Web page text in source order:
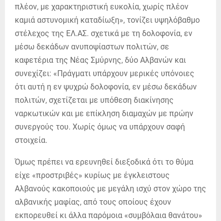
πλέον, με χαρακτηριστική ευκολία, χωρίς πλέον
καμιά αστυνομική καταδίωξη», τονίζει υψηλόβαθμο
στέλεχος της ΕΛ.ΑΣ. σχετικά με τη δολοφονία, εν
μέσω δεκάδων ανυποψίαστων πολιτών, σε
καφετέρια της Νέας Σμύρνης, δύο Αλβανών και
συνεχίζει: «Πράγματι υπάρχουν μερικές υπόνοιες
ότι αυτή η εν ψυχρώ δολοφονία, εν μέσω δεκάδων
πολιτών, σχετίζεται με υπόθεση διακίνησης
ναρκωτικών και με επίκληση διαμαχών με πρώην
συνεργούς του. Χωρίς όμως να υπάρχουν σαφή
στοιχεία.
Όμως πρέπει να ερευνηθεί διεξοδικά ότι το θύμα
είχε «προστριβές» κυρίως με έγκλειστους
Αλβανούς κακοποιούς με μεγάλη ισχύ στον χώρο της
αλβανικής μαφίας, από τους οποίους έχουν
εκπορευθεί κι άλλα παρόμοια «συμβόλαια θανάτου»